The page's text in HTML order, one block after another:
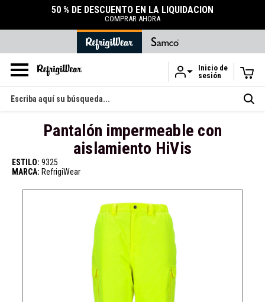
Ir al contenido principal
ACCESORIOS
DURABLES
Inicio de
sesión
Buscar
en
Pantalón impermeable con
aislamiento HiVis
ESTILO: 9325
MARCA: RefrigiWear